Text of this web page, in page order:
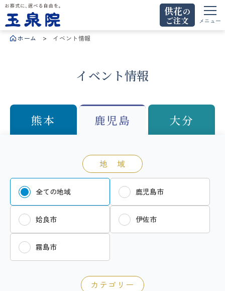
お葬式に、選べる自由を。玉泉院
供花の
ご注文
メニュー
ホーム イベント情報
イベント情報
熊本 鹿児島 大分
地 域
全ての地域 鹿児島市
姶良市 伊佐市
霧島市
カテゴリー